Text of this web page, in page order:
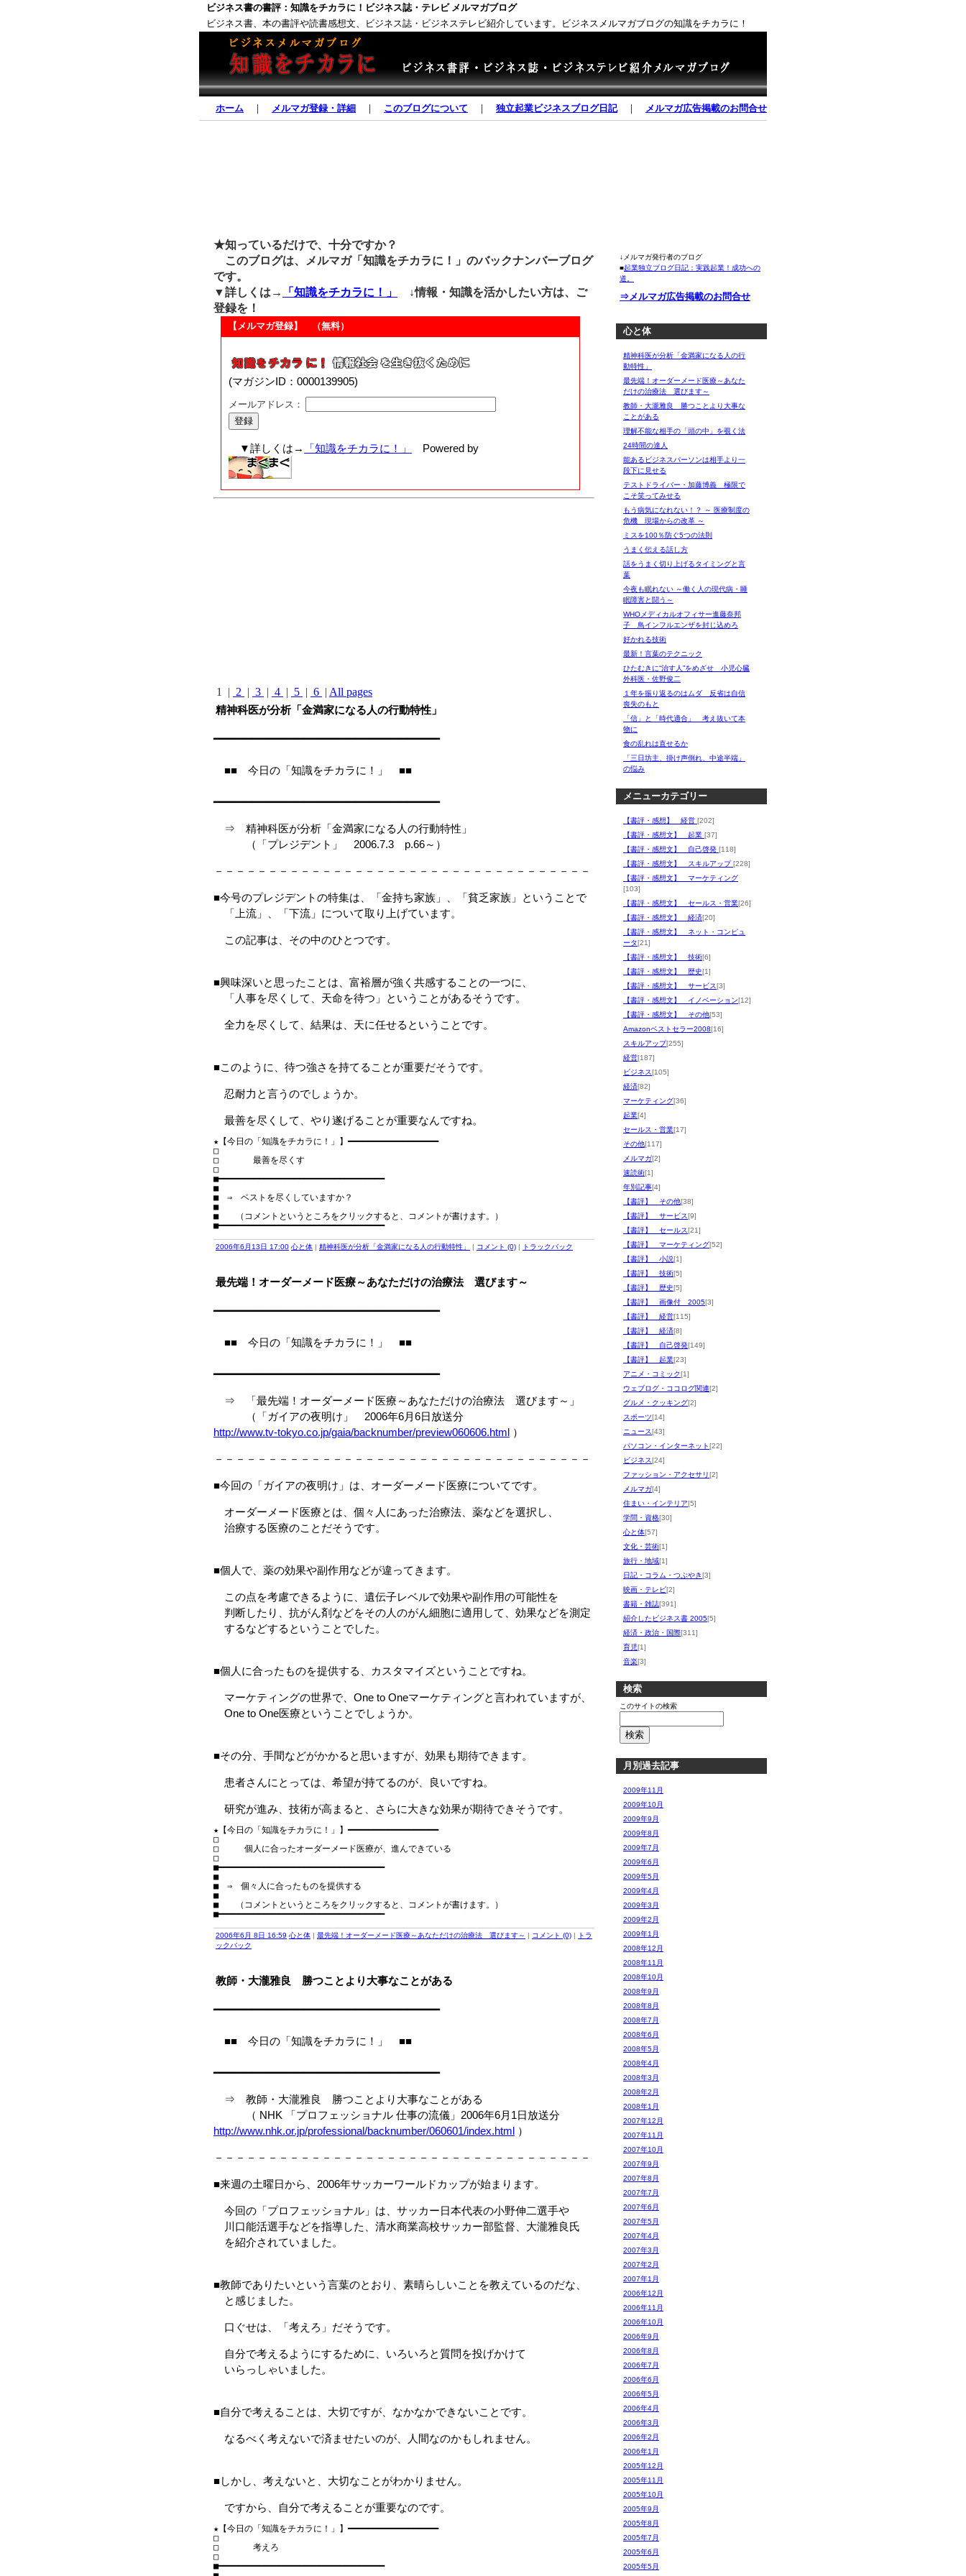
ビジネス書の書評：知識をチカラに！ビジネス誌・テレビ メルマガブログ
ビジネス書、本の書評や読書感想文、ビジネス誌・ビジネステレビ紹介しています。ビジネスメルマガブログの知識をチカラに！
ホーム ｜ メルマガ登録・詳細 ｜ このブログについて ｜ 独立起業ビジネスブログ日記｜ メルマガ広告掲載のお問合せ
↓メルマガ発行者のブログ
■起業独立ブログ日記：実践起業！成功への
道。
⇒メルマガ広告掲載のお問合せ
心と体
精神科医が分析「金満家になる人の行
動特性」
最先端！オーダーメード医療～あなた
だけの治療法 選びます～
教師・大瀧雅良 勝つことより大事な
ことがある
理解不能な相手の「頭の中」を覗く法
24時間の達人
能あるビジネスパーソンは相手より一
段下に見せる
テストドライバー・加藤博義 極限で
こそ笑ってみせる
もう病気になれない！？ ～ 医療制度の
危機 現場からの改革 ～
ミスを100％防ぐ5つの法則
うまく伝える話し方
話をうまく切り上げるタイミングと言
葉
今夜も眠れない ～働く人の現代病・睡
眠障害と闘う～
WHOメディカルオフィサー進藤奈邦
子 鳥インフルエンザを封じ込めろ
好かれる技術
最新！言葉のテクニック
ひたむきに“治す人”をめざせ 小児心臓
外科医・佐野俊二
１年を振り返るのはムダ 反省は自信
喪失のもと
「信」と「時代適合」 考え抜いて本
物に
食の乱れは直せるか
「三日坊主、掛け声倒れ、中途半端」
の悩み
メニューカテゴリー
【書評・感想】 経営 [202]
【書評・感想文】 起業 [37]
【書評・感想文】 自己啓発 [118]
【書評・感想文】 スキルアップ[228]
【書評・感想文】 マーケティング
[103]
【書評・感想文】 セールス・営業[26]
【書評・感想文】 経済[20]
【書評・感想文】 ネット・コンピュ
ータ[21]
【書評・感想文】 技術[6]
【書評・感想文】 歴史[1]
【書評・感想文】 サービス[3]
【書評・感想文】 イノベーション[12]
【書評・感想文】 その他[53]
Amazonベストセラー2008[16]
スキルアップ[255]
経営[187]
ビジネス[105]
経済[82]
マーケティング[36]
起業[4]
セールス・営業[17]
その他[117]
メルマガ[2]
速読術[1]
年別記事[4]
【書評】 その他[38]
【書評】 サービス[9]
【書評】 セールス[21]
【書評】 マーケティング[52]
【書評】 小説[1]
【書評】 技術[5]
【書評】 歴史[5]
【書評】 画像付 2005[3]
【書評】 経営[115]
【書評】 経済[8]
【書評】 自己啓発[149]
【書評】 起業[23]
アニメ・コミック[1]
ウェブログ・ココログ関連[2]
グルメ・クッキング[2]
スポーツ[14]
ニュース[43]
パソコン・インターネット[22]
ビジネス[24]
ファッション・アクセサリ[2]
メルマガ[4]
住まい・インテリア[5]
学問・資格[30]
心と体[57]
文化・芸術[1]
旅行・地域[1]
日記・コラム・つぶやき[3]
映画・テレビ[2]
書籍・雑誌[391]
紹介したビジネス書 2005[5]
経済・政治・国際[311]
育児[1]
音楽[3]
検索
このサイトの検索
月別過去記事
2009年11月
2009年10月
2009年9月
2009年8月
2009年7月
2009年6月
2009年5月
2009年4月
2009年3月
2009年2月
2009年1月
2008年12月
2008年11月
2008年10月
2008年9月
2008年8月
2008年7月
2008年6月
2008年5月
2008年4月
2008年3月
2008年2月
2008年1月
2007年12月
2007年11月
2007年10月
2007年9月
2007年8月
2007年7月
2007年6月
2007年5月
2007年4月
2007年3月
2007年2月
2007年1月
2006年12月
2006年11月
2006年10月
2006年9月
2006年8月
2006年7月
2006年6月
2006年5月
2006年4月
2006年3月
2006年2月
2006年1月
2005年12月
2005年11月
2005年10月
2005年9月
2005年8月
2005年7月
2005年6月
2005年5月
★知っているだけで、十分ですか？
このブログは、メルマガ「知識をチカラに！」のバックナンバーブログ
です。
▼詳しくは→
「知識をチカラに！」
↓情報・知識を活かしたい方は、ご
登録を！
【メルマガ登録】 （無料）
(マガジンID：0000139905)
メールアドレス：
▼詳しくは→ 「知識をチカラに！」 Powered by
1 | 2 | 3 | 4 | 5 | 6 | All pages
精神科医が分析「金満家になる人の行動特性」
━━━━━━━━━━━━━━━━━━━━━━━━━━━━━━━━━━━
■■ 今日の「知識をチカラに！」 ■■
━━━━━━━━━━━━━━━━━━━━━━━━━━━━━━━━━━━
⇒ 精神科医が分析「金満家になる人の行動特性」
（「プレジデント」 2006.7.3 p.66～）
－－－－－－－－－－－－－－－－－－－－－－－－－－－－－－－－－－－
■今号のプレジデントの特集は、「金持ち家族」、「貧乏家族」ということで
「上流」、「下流」について取り上げています。
この記事は、その中のひとつです。
■興味深いと思ったことは、富裕層が強く共感することの一つに、
「人事を尽くして、天命を待つ」ということがあるそうです。
全力を尽くして、結果は、天に任せるということです。
■このように、待つ強さを持てることが重要だそうです。
忍耐力と言うのでしょうか。
最善を尽くして、やり遂げることが重要なんですね。
★【今日の「知識をチカラに！」】━━━━━━━━━━━━━━━━━━
□
□　　　　最善を尽くす
□
■━━━━━━━━━━━━━━━━━━━━━━━━━━━━━━━━━
■
■　⇒　ベストを尽くしていますか？
■
■　　（コメントというところをクリックすると、コメントが書けます。）
2006年6月13日 17:00 心と体 | 精神科医が分析「金満家になる人の行動特性」 | コメント (0) | トラックバック
最先端！オーダーメード医療～あなただけの治療法 選びます～
━━━━━━━━━━━━━━━━━━━━━━━━━━━━━━━━━━━
■■ 今日の「知識をチカラに！」 ■■
━━━━━━━━━━━━━━━━━━━━━━━━━━━━━━━━━━━
⇒ 「最先端！オーダーメード医療～あなただけの治療法 選びます～」
（「ガイアの夜明け」 2006年6月6日放送分
http://www.tv-tokyo.co.jp/gaia/backnumber/preview060606.html ）
－－－－－－－－－－－－－－－－－－－－－－－－－－－－－－－－－－－
■今回の「ガイアの夜明け」は、オーダーメード医療についてです。
オーダーメード医療とは、個々人にあった治療法、薬などを選択し、
治療する医療のことだそうです。
■個人で、薬の効果や副作用などが違ってきます。
この点を考慮できるように、遺伝子レベルで効果や副作用の可能性を
判断したり、抗がん剤などをその人のがん細胞に適用して、効果などを測定
するなどするということでした。
■個人に合ったものを提供する、カスタマイズということですね。
マーケティングの世界で、One to Oneマーケティングと言われていますが、
One to One医療ということでしょうか。
■その分、手間などがかかると思いますが、効果も期待できます。
患者さんにとっては、希望が持てるのが、良いですね。
研究が進み、技術が高まると、さらに大きな効果が期待できそうです。
★【今日の「知識をチカラに！」】━━━━━━━━━━━━━━━━━━
□
□　　　個人に合ったオーダーメード医療が、進んできている
□
■━━━━━━━━━━━━━━━━━━━━━━━━━━━━━━━━━
■
■　⇒　個々人に合ったものを提供する
■
■　　（コメントというところをクリックすると、コメントが書けます。）
2006年6月 8日 16:59 心と体 | 最先端！オーダーメード医療～あなただけの治療法 選びます～ | コメント (0) |
トラ
ックバック
教師・大瀧雅良 勝つことより大事なことがある
━━━━━━━━━━━━━━━━━━━━━━━━━━━━━━━━━━━
■■ 今日の「知識をチカラに！」 ■■
━━━━━━━━━━━━━━━━━━━━━━━━━━━━━━━━━━━
⇒ 教師・大瀧雅良 勝つことより大事なことがある
（ NHK 「プロフェッショナル 仕事の流儀」2006年6月1日放送分
http://www.nhk.or.jp/professional/backnumber/060601/index.html ）
－－－－－－－－－－－－－－－－－－－－－－－－－－－－－－－－－－－
■来週の土曜日から、2006年サッカーワールドカップが始まります。
今回の「プロフェッショナル」は、サッカー日本代表の小野伸二選手や
川口能活選手などを指導した、清水商業高校サッカー部監督、大瀧雅良氏
を紹介されていました。
■教師でありたいという言葉のとおり、素晴らしいことを教えているのだな、
と感じました。
口ぐせは、「考えろ」だそうです。
自分で考えるようにするために、いろいろと質問を投げかけて
いらっしゃいました。
■自分で考えることは、大切ですが、なかなかできないことです。
なるべく考えないで済ませたいのが、人間なのかもしれません。
■しかし、考えないと、大切なことがわかりません。
ですから、自分で考えることが重要なのです。
★【今日の「知識をチカラに！」】━━━━━━━━━━━━━━━━━━
□
□　　　　考えろ
□
■━━━━━━━━━━━━━━━━━━━━━━━━━━━━━━━━━